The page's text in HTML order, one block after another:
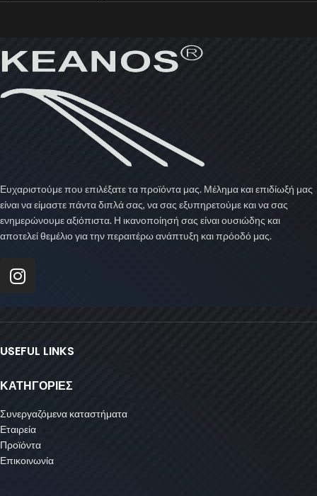
Ευχαριστούμε που επιλέξατε τα προϊόντα μας. Μέλημα και επιδίωξή μας
είναι να είμαστε πάντα διπλά σας, να σας εξυπηρετούμε και να σας
ενημερώνουμε αξιόπιστα. Η ικανοποίησή σας είναι ουσιώδης και
αποτελεί θεμέλιο για την περαιτέρω ανάπτυξη και πρόοδό μας.
USEFUL LINKS
ΚΑΤΗΓΟΡΙΕΣ
Συνεργαζόμενα καταστήματα
Εταιρεία
Προϊόντα
Επικοινωνία